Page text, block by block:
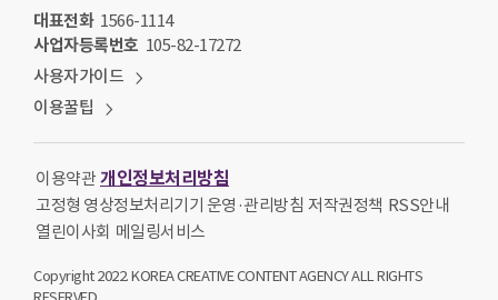
대표전화 1566-1114
사업자등록번호 105-82-17272
사용자가이드
이용꿀팁
이용약관 개인정보처리방침
고정형 영상정보처리기기 운영·관리방침 저작권정책 RSS안내
열린이사회 메일링서비스
Copyright 2022. KOREA CREATIVE CONTENT AGENCY ALL RIGHTS